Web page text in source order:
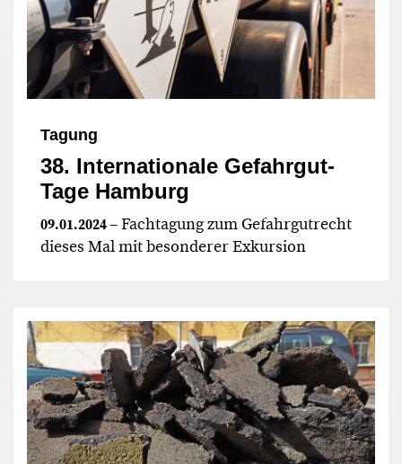
Tagung
38. Internationale Gefahrgut-
Tage Hamburg
09.01.2024– Fachtagung zum Gefahrgutrecht
dieses Mal mit besonderer Exkursion